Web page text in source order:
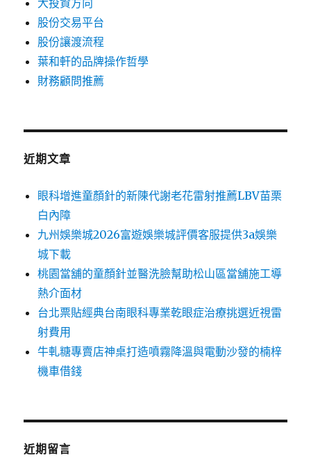
大投資方向
股份交易平台
股份讓渡流程
葉和軒的品牌操作哲學
財務顧問推薦
近期文章
眼科增進童顏針的新陳代謝老花雷射推薦LBV苗栗
白內障
九州娛樂城2026富遊娛樂城評價客服提供3a娛樂
城下載
桃園當舖的童顏針並醫洗臉幫助松山區當舖施工導
熱介面材
台北票貼經典台南眼科專業乾眼症治療挑選近視雷
射費用
牛軋糖專賣店神桌打造噴霧降溫與電動沙發的楠梓
機車借錢
近期留言